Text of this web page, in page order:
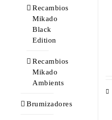
Recambios
Mikado
Black
Edition
Recambios
Mikado
Ambients
Brumizadores